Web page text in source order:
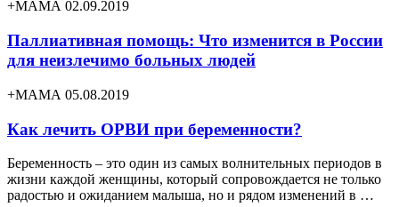
+МАМА 02.09.2019
Паллиативная помощь: Что изменится в России
для неизлечимо больных людей
+МАМА 05.08.2019
Как лечить ОРВИ при беременности?
Беременность – это один из самых волнительных периодов в
жизни каждой женщины, который сопровождается не только
радостью и ожиданием малыша, но и рядом изменений в …